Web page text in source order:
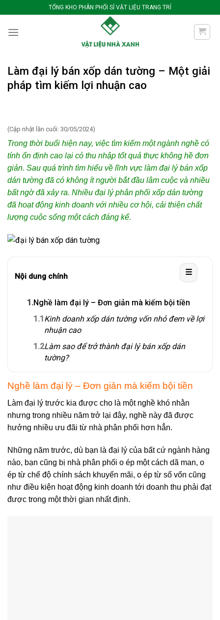
qua
nội
TỔNG KHO PHÂN PHỐI SỈ VẬT LIỆU TRANG TRÍ
Làm đại lý bán xốp dán tường – Một giải
pháp tìm kiếm lợi nhuận cao
(Cập nhật lần cuối: 30/05/2024)
Trong thời buổi hiện nay, việc tìm kiếm một ngành nghề có
tính ổn định cao lại có thu nhập tốt quả thực không hề đơn
giản. Sau quá trình tìm hiểu về lĩnh vực làm đại lý bán xốp
dán tường đã có không ít người bắt đầu lâm cuộc và nhiều
bất ngờ đã xảy ra. Nhiều đại lý phân phối xốp dán tường
đã hoạt động kinh doanh với nhiều cơ hội, cải thiện chất
lượng cuộc sống một cách đáng kể.
Nội dung chính ☰
1.Nghề làm đại lý – Đơn giản mà kiếm bội tiền
1.1 Kinh doanh xốp dán tường vốn nhỏ đem về lợi
nhuận cao
1.2Làm sao để trở thành đại lý bán xốp dán
tường?
Nghề làm đại lý – Đơn giản mà kiếm bội tiền
Làm đại lý trước kia được cho là một nghề khó nhằn
nhưng trong nhiều năm trở lại đây, nghề này đã được
hưởng nhiều ưu đãi từ nhà phân phối hơn hẳn.
Những năm trước, dù bạn là đại lý của bất cứ ngành hàng
nào, bạn cũng bị nhà phân phối o ép một cách dã man, o
ép từ chế độ chính sách khuyến mãi, o ép từ số vốn cũng
như điều kiện hoạt động kinh doanh tới doanh thu phải đạt
được trong một thời gian nhất định.